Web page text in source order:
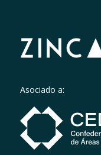
Asociado a: